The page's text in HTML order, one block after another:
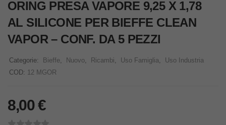
ORING PRESA VAPORE 9,25 X 1,78
AL SILICONE PER BIEFFE CLEAN
VAPOR – CONF. DA 5 PEZZI
Categorie: Bieffe, Nuovo, Ricambi, Uso Famiglia,
Uso Industria
COD: 12 MGOR
8,00€